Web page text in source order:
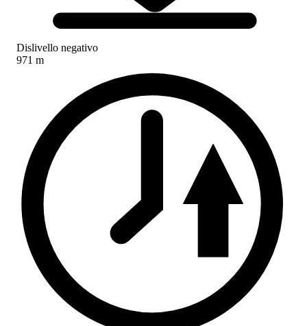
Dislivello negativo
971 m